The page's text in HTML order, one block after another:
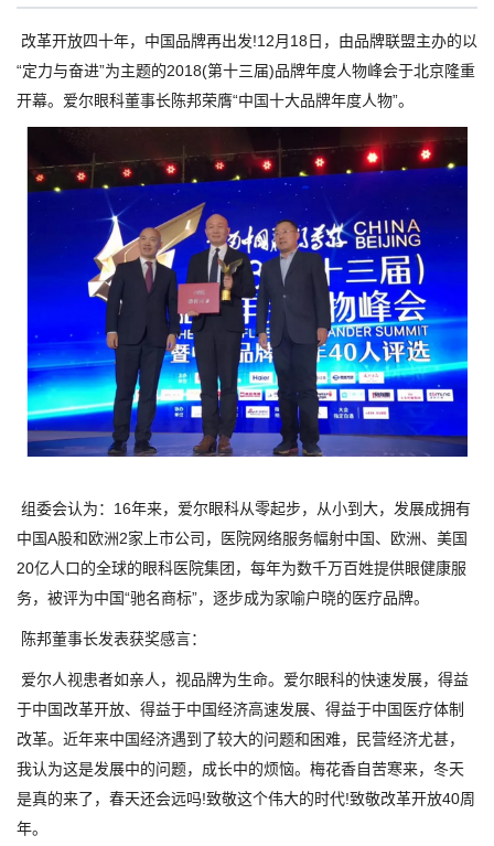
改革开放四十年，中国品牌再出发!12月18日，由品牌联盟主办的以
“定力与奋进”为主题的2018(第十三届)品牌年度人物峰会于北京隆重
开幕。爱尔眼科董事长陈邦荣膺“中国十大品牌年度人物”。
组委会认为：16年来，爱尔眼科从零起步，从小到大，发展成拥有
中国A股和欧洲2家上市公司，医院网络服务幅射中国、欧洲、美国
20亿人口的全球的眼科医院集团，每年为数千万百姓提供眼健康服
务，被评为中国“驰名商标”，逐步成为家喻户晓的医疗品牌。
陈邦董事长发表获奖感言：
爱尔人视患者如亲人，视品牌为生命。爱尔眼科的快速发展，得益
于中国改革开放、得益于中国经济高速发展、得益于中国医疗体制
改革。近年来中国经济遇到了较大的问题和困难，民营经济尤甚，
我认为这是发展中的问题，成长中的烦恼。梅花香自苦寒来，冬天
是真的来了，春天还会远吗!致敬这个伟大的时代!致敬改革开放40周
年。